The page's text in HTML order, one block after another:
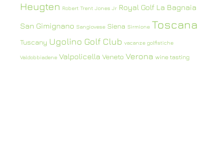
Heugten Robert Trent Jones Jr Royal Golf La Bagnaia
San Gimignano Sangiovese Siena Sirmione Toscana
Tuscany Ugolino Golf Club vacanze golfistiche
Valdobbiadene Valpolicella Veneto Verona wine tasting